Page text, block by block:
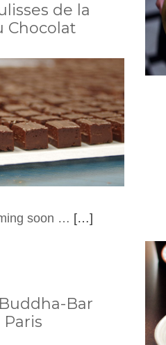
de la
Chocolat
soon … […]
Bar